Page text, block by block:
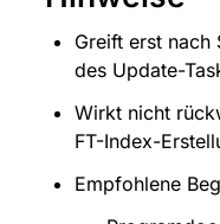
Greift erst nach
des Update-
Wirkt nicht
FT-Index-
Empfohlene